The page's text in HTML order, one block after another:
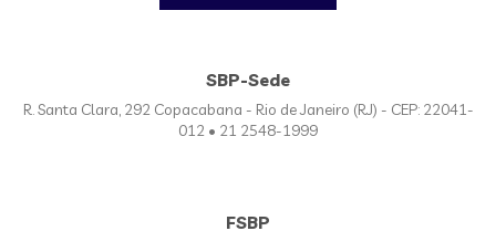
SBP-Sede
R. Santa Clara, 292 Copacabana - Rio de Janeiro (RJ) - CEP: 22041-
012 • 21 2548-1999
FSBP